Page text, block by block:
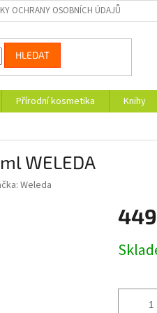
OCHRANY OSOBNÍCH ÚDAJŮ
HLEDAT
Přírodní kosmetika Knihy
WELEDA
Weleda
cena: